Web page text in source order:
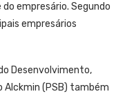
empresário. Segundo
empresários
Desenvolvimento,
Alckmin (PSB) também